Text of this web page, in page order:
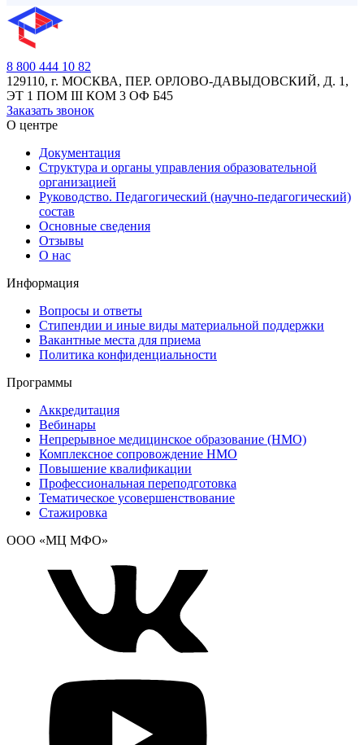
8 800 444 10 82
129110, г. МОСКВА, ПЕР. ОРЛОВО-ДАВЫДОВСКИЙ, Д. 1,
ЭТ 1 ПОМ III КОМ 3 ОФ Б45
Заказать звонок
О центре
Документация
Структура и органы управления образовательной
организацией
Руководство. Педагогический (научно-педагогический)
состав
Основные сведения
Отзывы
О нас
Информация
Вопросы и ответы
Стипендии и иные виды материальной поддержки
Вакантные места для приема
Политика конфиденциальности
Программы
Аккредитация
Вебинары
Непрерывное медицинское образование (НМО)
Комплексное сопровождение НМО
Повышение квалификации
Профессиональная переподготовка
Тематическое усовершенствование
Стажировка
ООО «МЦ МФО»